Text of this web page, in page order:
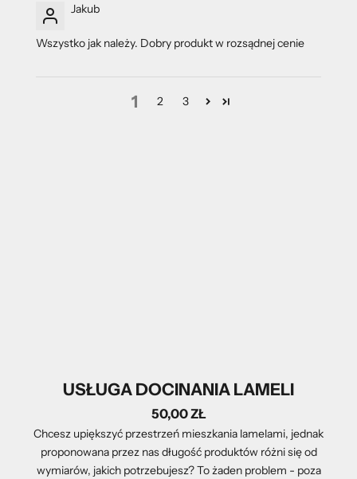
Jakub
Wszystko jak należy. Dobry produkt w rozsądnej cenie
1 2 3
USŁUGA DOCINANIA LAMELI
50,00 ZŁ
Chcesz upiększyć przestrzeń mieszkania lamelami, jednak
proponowana przez nas długość produktów różni się od
wymiarów, jakich potrzebujesz? To żaden problem - poza